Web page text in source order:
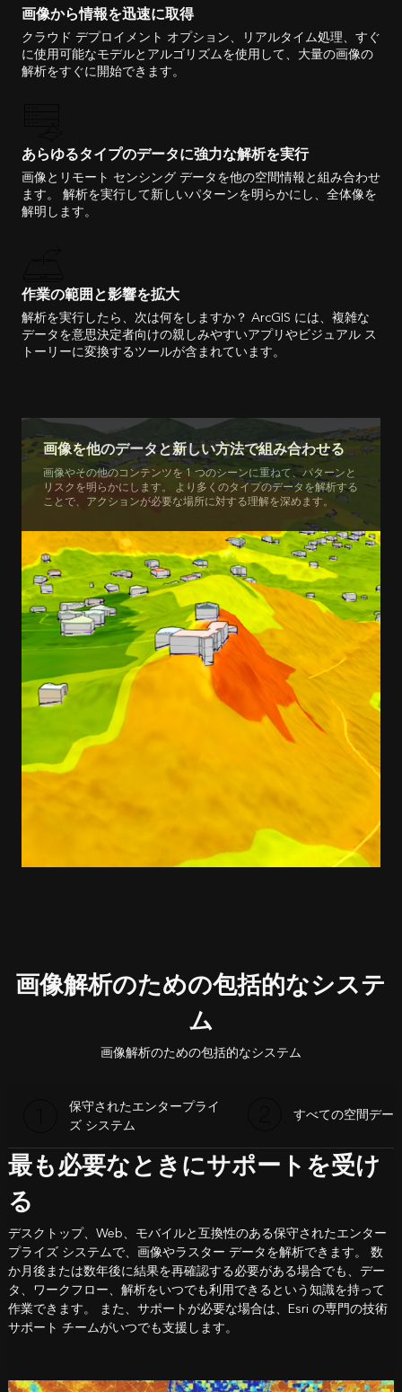
画像から情報を迅速に取得
クラウド デプロイメント オプション、リアルタイム処理、すぐ
に使用可能なモデルとアルゴリズムを使用して、大量の画像の
解析をすぐに開始できます。
あらゆるタイプのデータに強力な解析を実行
画像とリモート センシング データを他の空間情報と組み合わせ
ます。 解析を実行して新しいパターンを明らかにし、全体像を
解明します。
作業の範囲と影響を拡大
解析を実行したら、次は何をしますか？ ArcGIS には、複雑な
データを意思決定者向けの親しみやすいアプリやビジュアル ス
トーリーに変換するツールが含まれています。
画像を他のデータと新しい方法で組み合わせる
画像やその他のコンテンツを 1 つのシーンに重ねて、パターンと
リスクを明らかにします。 より多くのタイプのデータを解析する
ことで、アクションが必要な場所に対する理解を深めます。
画像解析のための包括的なシステ
ム
画像解析のための包括的なシステム
保守されたエンタープライ
ズ システム
すべての空間デー
最も必要なときにサポートを受け
る
デスクトップ、Web、モバイルと互換性のある保守されたエンター
プライズ システムで、画像やラスター データを解析できます。 数
か月後または数年後に結果を再確認する必要がある場合でも、デー
タ、ワークフロー、解析をいつでも利用できるという知識を持って
作業できます。 また、サポートが必要な場合は、Esri の専門の技術
サポート チームがいつでも支援します。